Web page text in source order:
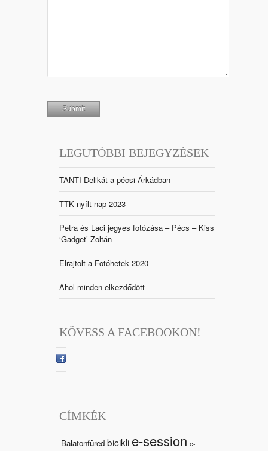
LEGUTÓBBI BEJEGYZÉSEK
TANTI Delikát a pécsi Árkádban
TTK nyílt nap 2023
Petra és Laci jegyes fotózása – Pécs – Kiss
‘Gadget’ Zoltán
Elrajtolt a Fotóhetek 2020
Ahol minden elkezdődött
KÖVESS A FACEBOOKON!
CÍMKÉK
Balatonfüred bicikli e-session e-